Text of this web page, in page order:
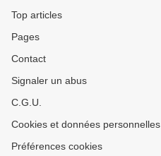
Top articles
Pages
Contact
Signaler un abus
C.G.U.
Cookies et données personnelles
Préférences cookies